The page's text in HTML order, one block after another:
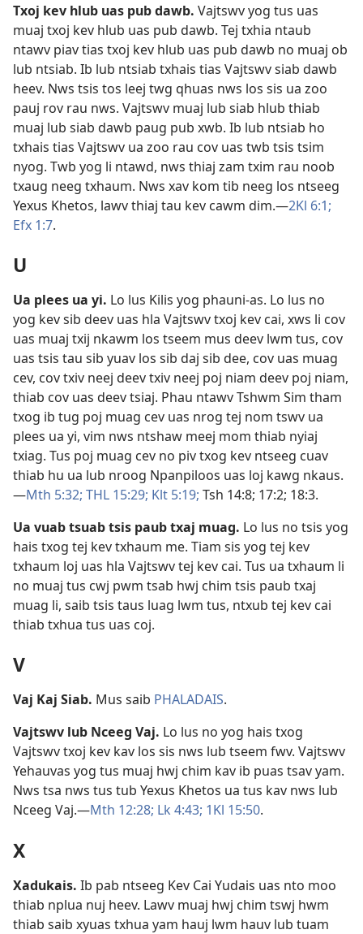
Txoj kev hlub uas pub dawb. Vajtswv yog tus uas
muaj txoj kev hlub uas pub dawb. Tej txhia ntaub
ntawv piav tias txoj kev hlub uas pub dawb no muaj ob
lub ntsiab. Ib lub ntsiab txhais tias Vajtswv siab dawb
heev. Nws tsis tos leej twg qhuas nws los sis ua zoo
pauj rov rau nws. Vajtswv muaj lub siab hlub thiab
muaj lub siab dawb paug pub xwb. Ib lub ntsiab ho
txhais tias Vajtswv ua zoo rau cov uas twb tsis tsim
nyog. Twb yog li ntawd, nws thiaj zam txim rau noob
txaug neeg txhaum. Nws xav kom tib neeg los ntseeg
Yexus Khetos, lawv thiaj tau kev cawm dim.​—2Kl 6:1;
Efx 1:7.
U
Ua plees ua yi. Lo lus Kilis yog phauni-as. Lo lus no
yog kev sib deev uas hla Vajtswv txoj kev cai, xws li cov
uas muaj txij nkawm los tseem mus deev lwm tus, cov
uas tsis tau sib yuav los sib daj sib dee, cov uas muag
cev, cov txiv neej deev txiv neej poj niam deev poj niam,
thiab cov uas deev tsiaj. Phau ntawv Tshwm Sim tham
txog ib tug poj muag cev uas nrog tej nom tswv ua
plees ua yi, vim nws ntshaw meej mom thiab nyiaj
txiag. Tus poj muag cev no piv txog kev ntseeg cuav
thiab hu ua lub nroog Npanpiloos uas loj kawg nkaus.​
—Mth 5:32; THL 15:29; Klt 5:19; Tsh 14:8; 17:2; 18:3.
Ua vuab tsuab tsis paub txaj muag. Lo lus no tsis yog
hais txog tej kev txhaum me. Tiam sis yog tej kev
txhaum loj uas hla Vajtswv tej kev cai. Tus ua txhaum li
no muaj tus cwj pwm tsab hwj chim tsis paub txaj
muag li, saib tsis taus luag lwm tus, ntxub tej kev cai
thiab txhua tus uas coj.
V
Vaj Kaj Siab. Mus saib PHALADAIS.
Vajtswv lub Nceeg Vaj. Lo lus no yog hais txog
Vajtswv txoj kev kav los sis nws lub tseem fwv. Vajtswv
Yehauvas yog tus muaj hwj chim kav ib puas tsav yam.
Nws tsa nws tus tub Yexus Khetos ua tus kav nws lub
Nceeg Vaj.​—Mth 12:28; Lk 4:43; 1Kl 15:50.
X
Xadukais. Ib pab ntseeg Kev Cai Yudais uas nto moo
thiab nplua nuj heev. Lawv muaj hwj chim tswj hwm
thiab saib xyuas txhua yam hauj lwm hauv lub tuam